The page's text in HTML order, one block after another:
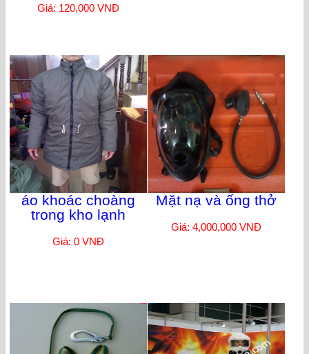
Giá: 120,000 VNĐ
áo khoác choàng
trong kho lạnh
Giá: 0 VNĐ
Mặt nạ và ống thở
Giá: 4,000,000 VNĐ